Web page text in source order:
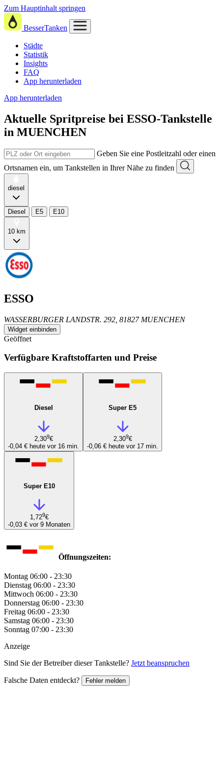
Zum Hauptinhalt springen
BesserTanken
Städte
Statistik
Insights
FAQ
App herunterladen
App herunterladen
Aktuelle Spritpreise bei ESSO-Tankstelle
in MUENCHEN
Geben Sie eine Postleitzahl oder einen
Ortsnamen ein, um Tankstellen in Ihrer Nähe zu finden
diesel
Diesel E5 E10
10 km
ESSO
WASSERBURGER LANDSTR. 292, 81827 MUENCHEN
Widget einbinden
Geöffnet
Verfügbare Kraftstoffarten und Preise
Diesel
2,309€
-0,04 € heute vor 16 min.
Super E5
2,309€
-0,06 € heute vor 17 min.
Super E10
1,729€
-0,03 € vor 9 Monaten
Öffnungszeiten:
Montag 06:00 - 23:30
Dienstag 06:00 - 23:30
Mittwoch 06:00 - 23:30
Donnerstag 06:00 - 23:30
Freitag 06:00 - 23:30
Samstag 06:00 - 23:30
Sonntag 07:00 - 23:30
Anzeige
Sind Sie der Betreiber dieser Tankstelle? Jetzt beanspruchen
Falsche Daten entdeckt? Fehler melden